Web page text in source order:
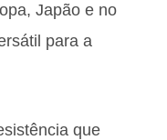
Japão e no
para a
que